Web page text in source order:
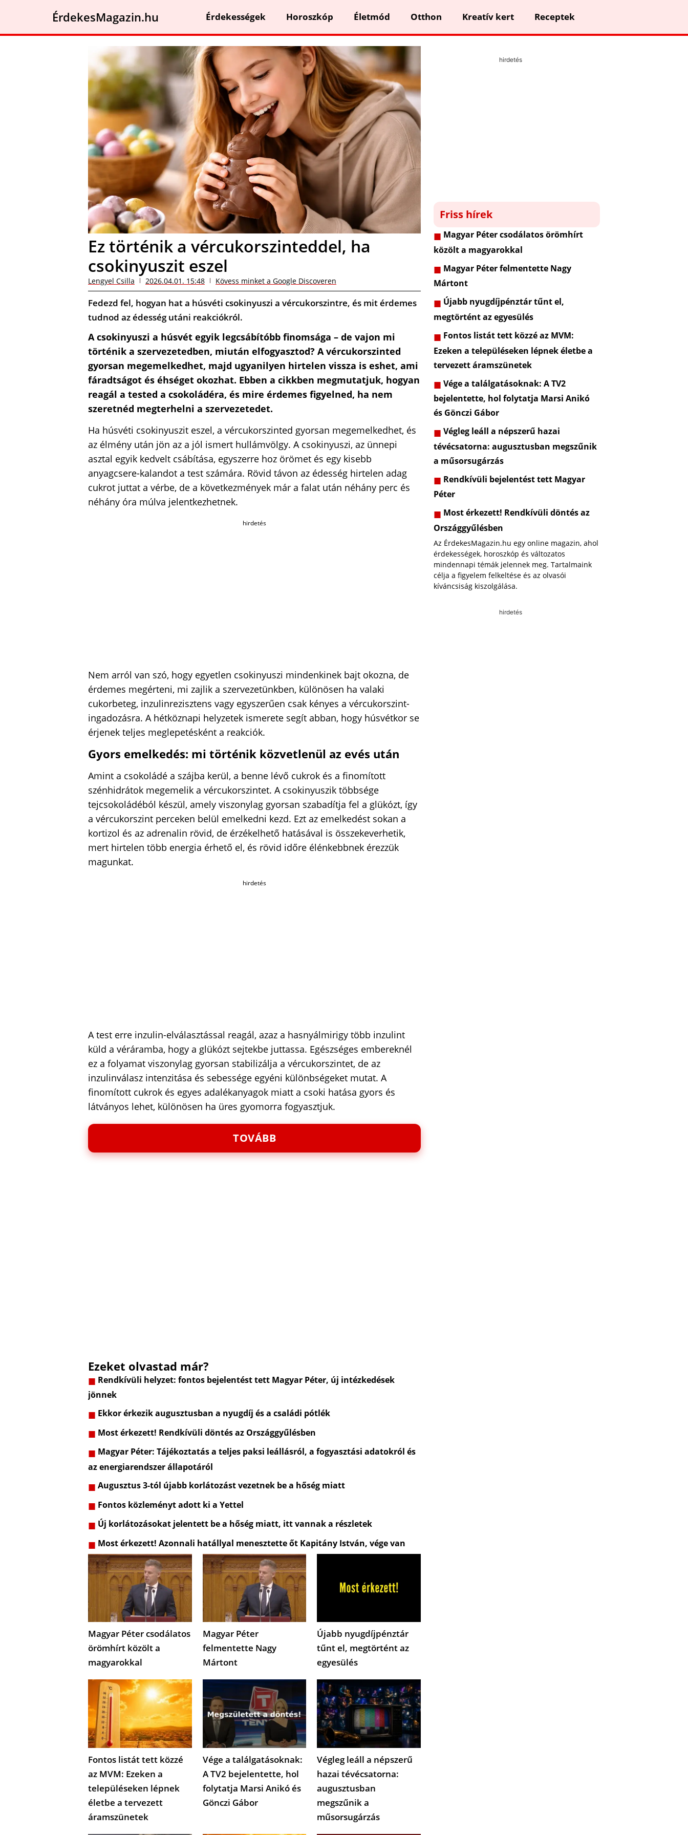
ÉrdekesMagazin.hu Érdekességek Horoszkóp Életmód Otthon Kreatív kert Receptek
Ez történik a vércukorszinteddel, ha
csokinyuszit eszel
Lengyel Csilla 2026.04.01. 15:48 Kövess minket a Google Discoveren
Fedezd fel, hogyan hat a húsvéti csokinyuszi a vércukorszintre, és mit érdemes
tudnod az édesség utáni reakciókról.
A csokinyuszi a húsvét egyik legcsábítóbb finomsága – de vajon mi
történik a szervezetedben, miután elfogyasztod? A vércukorszinted
gyorsan megemelkedhet, majd ugyanilyen hirtelen vissza is eshet, ami
fáradtságot és éhséget okozhat. Ebben a cikkben megmutatjuk, hogyan
reagál a tested a csokoládéra, és mire érdemes figyelned, ha nem
szeretnéd megterhelni a szervezetedet.
Ha húsvéti csokinyuszit eszel, a vércukorszinted gyorsan megemelkedhet, és
az élmény után jön az a jól ismert hullámvölgy. A csokinyuszi, az ünnepi
asztal egyik kedvelt csábítása, egyszerre hoz örömet és egy kisebb
anyagcsere-kalandot a test számára. Rövid távon az édesség hirtelen adag
cukrot juttat a vérbe, de a következmények már a falat után néhány perc és
néhány óra múlva jelentkezhetnek.
hirdetés
Nem arról van szó, hogy egyetlen csokinyuszi mindenkinek bajt okozna, de
érdemes megérteni, mi zajlik a szervezetünkben, különösen ha valaki
cukorbeteg, inzulinrezisztens vagy egyszerűen csak kényes a vércukorszint-
ingadozásra. A hétköznapi helyzetek ismerete segít abban, hogy húsvétkor se
érjenek teljes meglepetésként a reakciók.
Gyors emelkedés: mi történik közvetlenül az evés után
Amint a csokoládé a szájba kerül, a benne lévő cukrok és a finomított
szénhidrátok megemelik a vércukorszintet. A csokinyuszik többsége
tejcsokoládéból készül, amely viszonylag gyorsan szabadítja fel a glükózt, így
a vércukorszint perceken belül emelkedni kezd. Ezt az emelkedést sokan a
kortizol és az adrenalin rövid, de érzékelhető hatásával is összekeverhetik,
mert hirtelen több energia érhető el, és rövid időre élénkebbnek érezzük
magunkat.
hirdetés
A test erre inzulin-elválasztással reagál, azaz a hasnyálmirigy több inzulint
küld a véráramba, hogy a glükózt sejtekbe juttassa. Egészséges embereknél
ez a folyamat viszonylag gyorsan stabilizálja a vércukorszintet, de az
inzulinválasz intenzitása és sebessége egyéni különbségeket mutat. A
finomított cukrok és egyes adalékanyagok miatt a csoki hatása gyors és
látványos lehet, különösen ha üres gyomorra fogyasztjuk.
TOVÁBB
Ezeket olvastad már?
Rendkívüli helyzet: fontos bejelentést tett Magyar Péter, új intézkedések
jönnek
Ekkor érkezik augusztusban a nyugdíj és a családi pótlék
Most érkezett! Rendkívüli döntés az Országgyűlésben
Magyar Péter: Tájékoztatás a teljes paksi leállásról, a fogyasztási adatokról és
az energiarendszer állapotáról
Augusztus 3-tól újabb korlátozást vezetnek be a hőség miatt
Fontos közleményt adott ki a Yettel
Új korlátozásokat jelentett be a hőség miatt, itt vannak a részletek
Most érkezett! Azonnali hatállyal menesztette őt Kapitány István, vége van
Magyar Péter csodálatos
örömhírt közölt a
magyarokkal
Magyar Péter
felmentette Nagy
Mártont
Újabb nyugdíjpénztár
tűnt el, megtörtént az
egyesülés
Fontos listát tett közzé
az MVM: Ezeken a
településeken lépnek
életbe a tervezett
áramszünetek
Vége a találgatásoknak:
A TV2 bejelentette, hol
folytatja Marsi Anikó és
Gönczi Gábor
Végleg leáll a népszerű
hazai tévécsatorna:
augusztusban
megszűnik a
műsorsugárzás
hirdetés
Friss hírek
Magyar Péter csodálatos örömhírt
közölt a magyarokkal
Magyar Péter felmentette Nagy
Mártont
Újabb nyugdíjpénztár tűnt el,
megtörtént az egyesülés
Fontos listát tett közzé az MVM:
Ezeken a településeken lépnek életbe a
tervezett áramszünetek
Vége a találgatásoknak: A TV2
bejelentette, hol folytatja Marsi Anikó
és Gönczi Gábor
Végleg leáll a népszerű hazai
tévécsatorna: augusztusban megszűnik
a műsorsugárzás
Rendkívüli bejelentést tett Magyar
Péter
Most érkezett! Rendkívüli döntés az
Országgyűlésben
Az ÉrdekesMagazin.hu egy online magazin, ahol
érdekességek, horoszkóp és változatos
mindennapi témák jelennek meg. Tartalmaink
célja a figyelem felkeltése és az olvasói
kíváncsiság kiszolgálása.
hirdetés